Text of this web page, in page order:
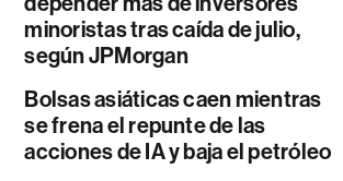
minoristas tras caída de julio,
según JPMorgan
Bolsas asiáticas caen mientras
se frena el repunte de las
acciones de IA y baja el petróleo